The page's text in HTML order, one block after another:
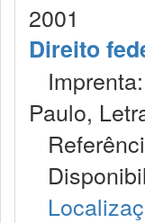
2001
Direito
Paulo,